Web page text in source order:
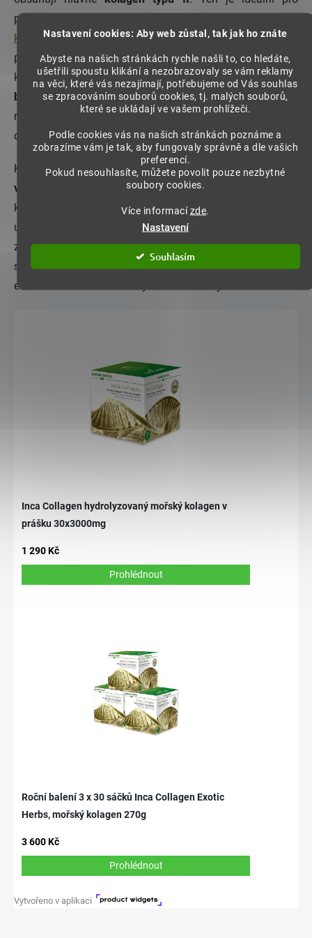
Nastavení cookies: Aby web zůstal, tak jak ho znáte
Abyste na našich stránkách rychle našli to, co hledáte,
ušetřili spoustu klikání a nezobrazovaly se vám reklamy
na věci, které vás nezajímají, potřebujeme od Vás souhlas
se zpracováním souborů cookies, tj. malých souborů,
které se ukládají ve vašem prohlížeči.
Podle cookies vás na našich stránkách poznáme a
zobrazíme vám je tak, aby fungovaly správně a dle vašich
preferencí.
Pokud nesouhlasíte, můžete povolit pouze nezbytné
soubory cookies.
Více informacízde.
Nastavení
Souhlasím
podporu pohybového aparátu. Na druhé straně,
kolagen, který se získává z rybí kůže a šupin se vyznačuje
převážně přítomností kolagenu typu I , který se nachází v
kůži. Zároveň je
lehčí na trávení a má vysokou
biologickou dostupnost, což znamená, že naše tělo si z
něj vezme maximum. Jeho speciální schopnosti jsou
důležité pro zdravou a pružnou pleť a pevné kosti.
Kolagen je tedy nejen pro naše klouby. Je to náš spojenec
v boji za zdraví a krásu. Tak proč ho nezačlenit do naší
každodenní rutiny a užívat si jeho přínosů na plno? Zda
už je váš zájem o kolagen motivován potřebou zlepšení
zdraví kloubů nebo celkového zdravotního stavu, je dobré
si určit, jaký typ kolagenu je pro vás nejlepší a jak ho
efektivně začlenit do stravy a životního stylu.